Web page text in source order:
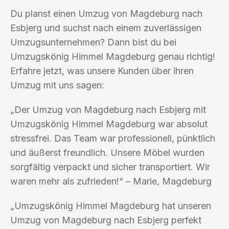
Du planst einen Umzug von Magdeburg nach
Esbjerg und suchst nach einem zuverlässigen
Umzugsunternehmen? Dann bist du bei
Umzugskönig Himmel Magdeburg genau richtig!
Erfahre jetzt, was unsere Kunden über ihren
Umzug mit uns sagen:
„Der Umzug von Magdeburg nach Esbjerg mit
Umzugskönig Himmel Magdeburg war absolut
stressfrei. Das Team war professionell, pünktlich
und äußerst freundlich. Unsere Möbel wurden
sorgfältig verpackt und sicher transportiert. Wir
waren mehr als zufrieden!“ – Marie, Magdeburg
„Umzugskönig Himmel Magdeburg hat unseren
Umzug von Magdeburg nach Esbjerg perfekt